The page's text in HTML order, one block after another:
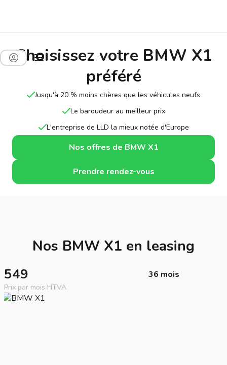
Choisissez votre BMW X1
préféré
Jusqu'à 20 % moins chères que les véhicules neufs
Le baroudeur au meilleur prix
L'entreprise de LLD la mieux notée d'Europe
Nos offres de BMW X1
Prendre rendez-vous
Nos BMW X1 en leasing
549 36 mois
Prix par mois HTVA